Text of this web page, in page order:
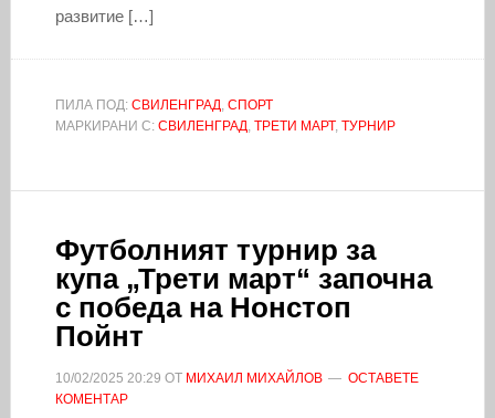
развитие […]
ПИЛА ПОД: СВИЛЕНГРАД, СПОРТ
МАРКИРАНИ С: СВИЛЕНГРАД, ТРЕТИ МАРТ, ТУРНИР
Футболният турнир за
купа „Трети март“ започна
с победа на Нонстоп
Пойнт
10/02/2025 20:29 ОТ МИХАИЛ МИХАЙЛОВ
ОСТАВЕТЕ
КОМЕНТАР